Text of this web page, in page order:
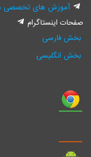
آموزش های تخصصی
صفحات اینستاگرام
بخش فارسی
بخش انگلیسی